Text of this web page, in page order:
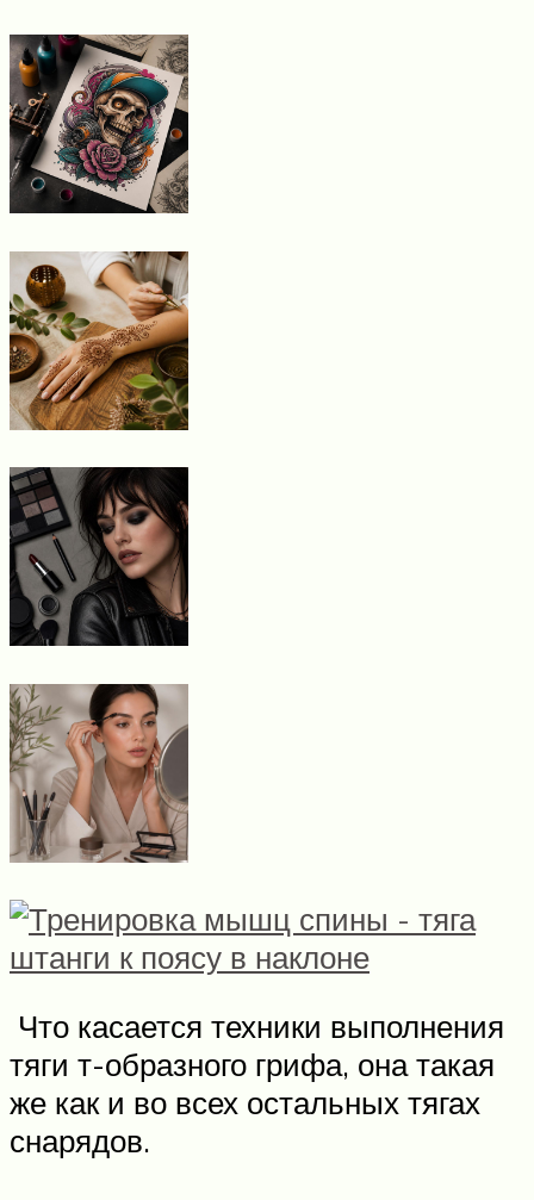
Что касается техники выполнения
тяги т-образного грифа, она такая
же как и во всех остальных тягах
снарядов.